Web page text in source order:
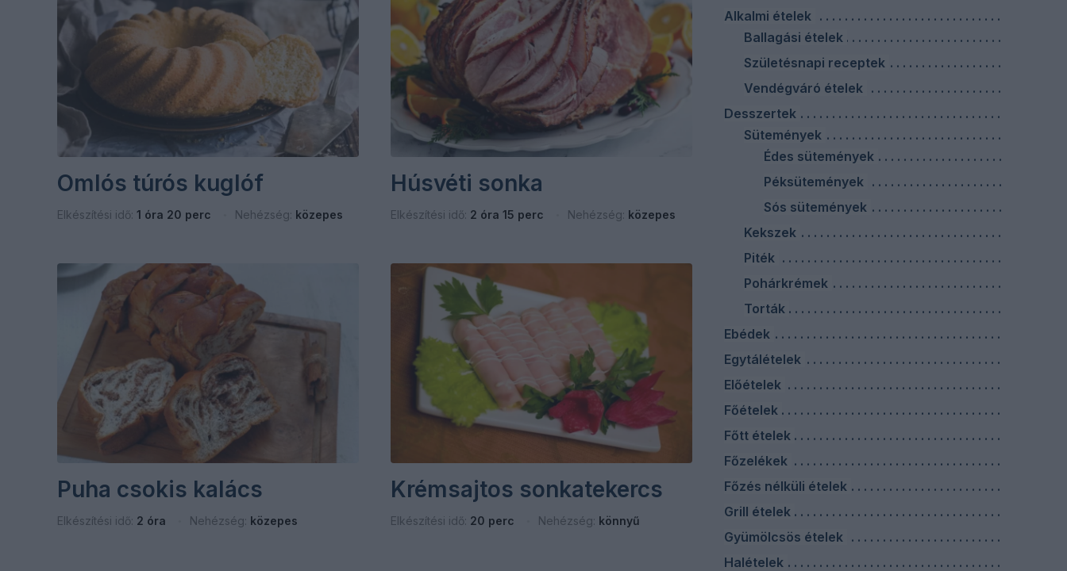
Omlós túrós kuglóf
Elkészítési idő: 1 óra 20 perc Nehézség: közepes
Húsvéti sonka
Elkészítési idő: 2 óra 15 perc Nehézség: közepes
Puha csokis kalács
Elkészítési idő: 2 óra Nehézség: közepes
Krémsajtos sonkatekercs
Elkészítési idő: 20 perc Nehézség: könnyű
Alkalmi ételek
Ballagási ételek
Születésnapi receptek
Vendégváró ételek
Desszertek
Sütemények
Édes sütemények
Péksütemények
Sós sütemények
Kekszek
Piték
Pohárkrémek
Torták
Ebédek
Egytálételek
Előételek
Főételek
Főtt ételek
Főzelékek
Főzés nélküli ételek
Grill ételek
Gyümölcsös ételek
Halételek